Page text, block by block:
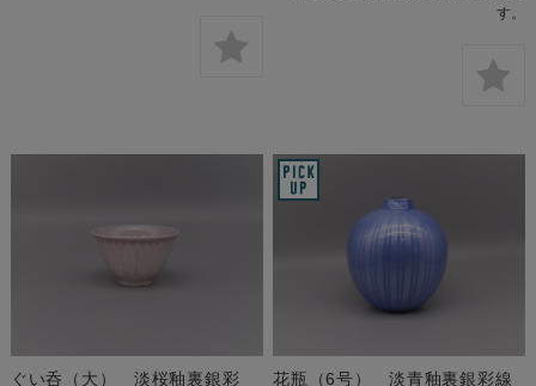
す。
ぐい呑（大） 淡桜釉裏銀彩
花瓶（6号） 淡青釉裏銀彩線